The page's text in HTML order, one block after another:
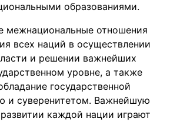
образованиями.
межнациональные отношения
всех наций в осуществлении
и решении важнейших
уровне, а также
государственной
и суверенитетом. Важнейшую
каждой нации играют